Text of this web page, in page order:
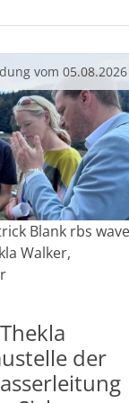
Blank rbs
Walker,
vom05.08.2026
der